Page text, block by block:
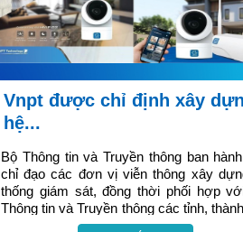
Vnpt được chỉ định xây dựng
hệ...
Bộ Thông tin và Truyền thông ban
chỉ đạo các đơn vị viễn thông xây
thống giám sát, đồng thời phối hợp
Thông tin và Truyền thông các tỉnh,
khảo sát, kết nối camera giám sát ở các